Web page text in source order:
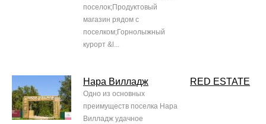
поселок;Продуктовый
магазин рядом с
поселком;Горнолыжный
курорт &l...
Нара Вилладж
Одно из основных
преимуществ поселка Нара
Вилладж удачное
RED ESTATE